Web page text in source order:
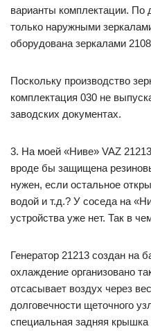
варианты комплектации. По
только наружными
оборудована зеркалами
Поскольку производство
комплектация 030 не
заводских документах.
3. На моей «Ниве» VAZ
вроде бы защищена
нужен, если остальное
водой и т.д.? У соседа на
устройства уже нет. Так в
Генератор 21213 создан на
охлаждение организовано
отсасывает воздух через
долговечности щеточного
специальная задняя крышка